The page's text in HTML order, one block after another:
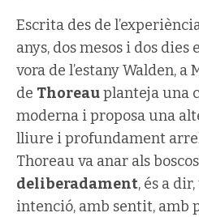
Escrita des de
anys, dos mesos i dos dies
vora de l’estany Walden, a
de Thoreauplanteja una
moderna i proposa una
lliure i profundament
Thoreau va anar als
deliberadament, és a
intenció, amb sentit, amb